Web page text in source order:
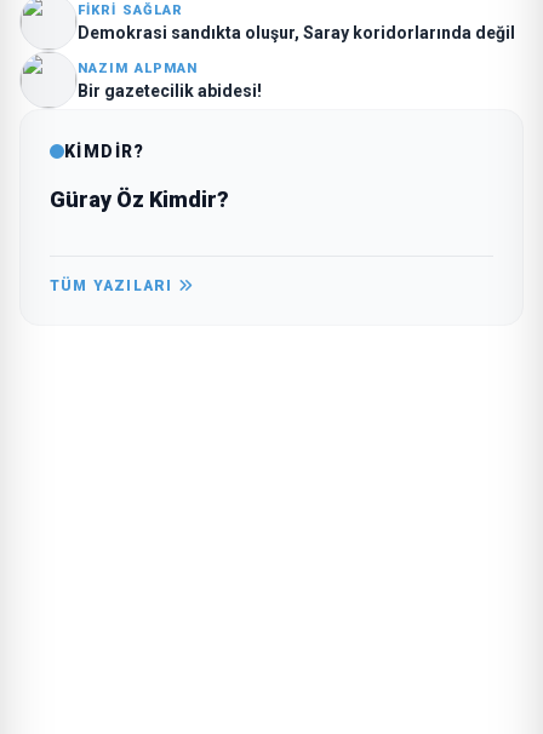
FIKRI SAĞLAR
Demokrasi sandıkta oluşur, Saray koridorlarında değil
NAZIM ALPMAN
Bir gazetecilik abidesi!
KİMDİR?
Güray Öz Kimdir?
TÜM YAZILARI